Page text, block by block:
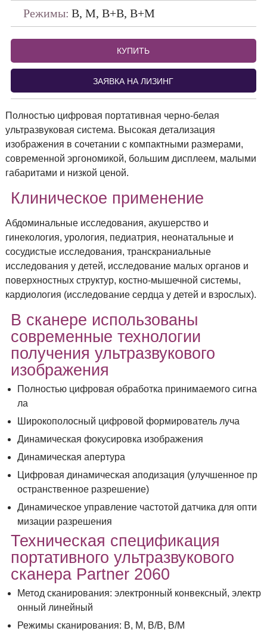
Режимы: В, М, В+B, B+M
КУПИТЬ
ЗАЯВКА НА ЛИЗИНГ
Полностью цифровая портативная черно-белая
ультразвуковая система. Высокая детализация
изображения в сочетании с компактными размерами,
современной эргономикой, большим дисплеем, малыми
габаритами и низкой ценой.
Клиническое применение
Абдоминальные исследования, акушерство и
гинекология, урология, педиатрия, неонатальные и
сосудистые исследования, транскраниальные
исследования у детей, исследование малых органов и
поверхностных структур, костно-мышечной системы,
кардиология (исследование сердца у детей и взрослых).
В сканере использованы
современные технологии
получения ультразвукового
изображения
Полностью цифровая обработка принимаемого сигна
ла
Широкополосный цифровой формирователь луча
Динамическая фокусировка изображения
Динамическая апертура
Цифровая динамическая аподизация (улучшенное пр
остранственное разрешение)
Динамическое управление частотой датчика для опти
мизации разрешения
Техническая спецификация
портативного ультразвукового
сканера Partner 2060
Метод сканирования: электронный конвексный, электр
онный линейный
Режимы сканирования: В, М, В/B, B/M